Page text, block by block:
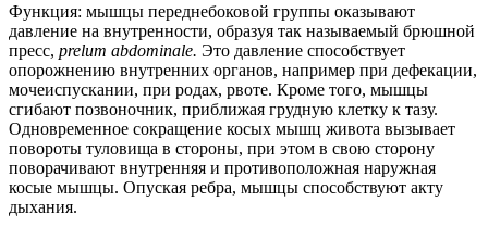
Функция: мышцы переднебоковой группы оказывают
давление на внутренности, образуя так называемый брюшной
пресс, prelum abdominale. Это давление способствует
опорожнению внутренних органов, например при дефекации,
мочеиспускании, при родах, рвоте. Кроме того, мышцы
сгибают позвоночник, приближая грудную клетку к тазу.
Одновременное сокращение косых мышц живота вызывает
повороты туловища в стороны, при этом в свою сторону
поворачивают внутренняя и противоположная наружная
косые мышцы. Опуская ребра, мышцы способствуют акту
дыхания.